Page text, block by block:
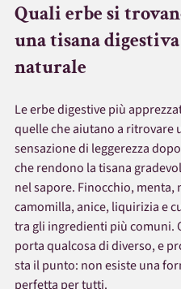
Quali erbe si
una tisana digestiva
naturale
Le erbe digestive più
quelle che aiutano a ritrovare
sensazione di leggerezza
che rendono la tisana
nel sapore. Finocchio, menta,
camomilla, anice, liquirizia e
tra gli ingredienti più comuni.
porta qualcosa di diverso, e
sta il punto: non esiste una
perfetta per tutti.